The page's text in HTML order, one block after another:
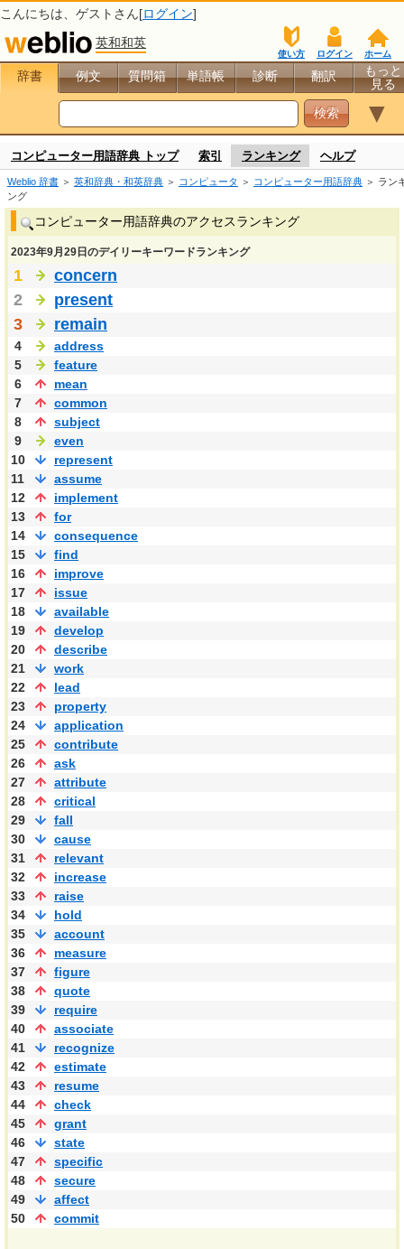
こんにちは、 ゲスト さん[ログイン]
英和和英
ホーム
ログイン
使い方
辞書 例文 質問箱 単語帳 診断 翻訳
もっと
見る
▼
コンピューター用語辞典 トップ 索引 ランキング ヘルプ
Weblio 辞書 ＞ 英和辞典・和英辞典 ＞ コンピュータ ＞ コンピューター用語辞典 ＞ ラン
ング
コンピューター用語辞典のアクセスランキング
2023年9月29日のデイリーキーワードランキング
1
concern
2
present
3
remain
4
address
5
feature
6
mean
7
common
8
subject
9
even
10
represent
11
assume
12
implement
13
for
14
consequence
15
find
16
improve
17
issue
18
available
19
develop
20
describe
21
work
22
lead
23
property
24
application
25
contribute
26
ask
27
attribute
28
critical
29
fall
30
cause
31
relevant
32
increase
33
raise
34
hold
35
account
36
measure
37
figure
38
quote
39
require
40
associate
41
recognize
42
estimate
43
resume
44
check
45
grant
46
state
47
specific
48
secure
49
affect
50
commit